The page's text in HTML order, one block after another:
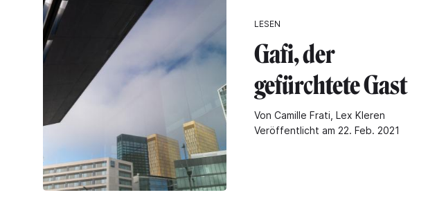
LESEN
Gafi, der
gefürchtete Gast
Von Camille Frati, Lex Kleren
Veröffentlicht am 22. Feb. 2021